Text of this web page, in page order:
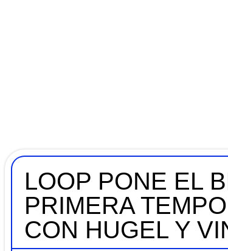
LOOP PONE EL
PRIMERA
CON HUGEL Y